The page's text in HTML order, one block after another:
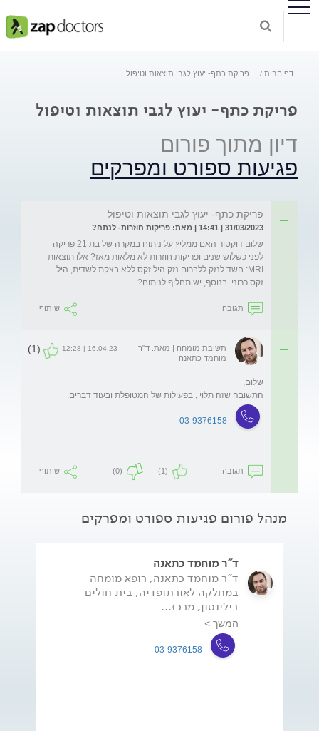
דף הבית פריקת כתף- יעוץ לגבי תוצאות וטיפול
פריקת כתף- יעוץ לגבי תוצאות וטיפול
דיון מתוך פורום
פגיעות ספורט ומפרקים
פריקת כתף- יעוץ לגבי תוצאות וטיפול
31/03/2023 | 14:41 | מאת: פריקות חוזרות- לנתח?
שלום דוקטור האם ממליץ על ניתוח במקרה של בת 21 פריקה
לפני כשלוש שנים ופריקות חוזרות לא מלאות מאז? אלו תוצאות
MRI: חשד לנזק ללברום נזק היל זקס ללא בצקת לשדית, היל
זקס כרוני. בנוסף, יש תחליף לניתוח?
תגובה שיתוף
תשובת מומחה | מאת: ד"ר
מוחמד כתאנה
16.04.23 | 12:28
(1)
התשובה שזה תלוי , בפעילות של המטופלת ובעוד דברים.
03-9376158
תגובה (1)
(0) שיתוף
מנהל פורום פגיעות ספורט ומפרקים
ד"ר מוחמד כתאנה
ד"ר מוחמד כתאנה, רופא מומחה
במחלקה לאורתופדיה, בית חולים
בילינסון, מרכז...
המשך >
03-9376158